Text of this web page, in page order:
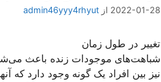
2022-01-28 از admin46yyy4rhyut
تغییر در طول زمان
شباهت‌های موجودات زنده باعث
نیز بین افراد یک گونه وجود دارد که